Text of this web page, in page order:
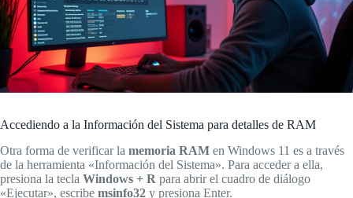
Accediendo a la Información del Sistema para detalles de RAM
Otra forma de verificar la memoria RAM en Windows 11 es a través
de la herramienta «Información del Sistema». Para acceder a ella,
presiona la tecla Windows + R para abrir el cuadro de diálogo
«Ejecutar», escribe msinfo32 y presiona Enter.